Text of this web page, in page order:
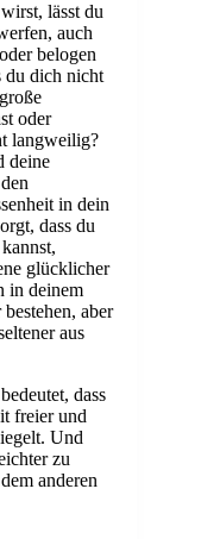
lässt du
auch
belogen
du dich nicht
oder
langweilig?
deine
in dein
dass du
glücklicher
in deinem
aber
aus
dass
freier und
Und
zu
anderen